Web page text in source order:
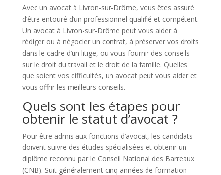
Avec un avocat à Livron-sur-Drôme, vous êtes assuré
d’être entouré d’un professionnel qualifié et compétent.
Un avocat à Livron-sur-Drôme peut vous aider à
rédiger ou à négocier un contrat, à préserver vos droits
dans le cadre d’un litige, ou vous fournir des conseils
sur le droit du travail et le droit de la famille. Quelles
que soient vos difficultés, un avocat peut vous aider et
vous offrir les meilleurs conseils.
Quels sont les étapes pour
obtenir le statut d’avocat ?
Pour être admis aux fonctions d’avocat, les candidats
doivent suivre des études spécialisées et obtenir un
diplôme reconnu par le Conseil National des Barreaux
(CNB). Suit généralement cinq années de formation